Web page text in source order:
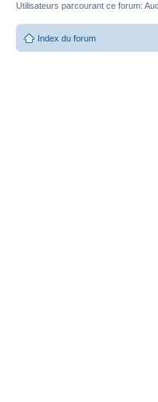
Utilisateurs parcourant ce forum:
Index du forum